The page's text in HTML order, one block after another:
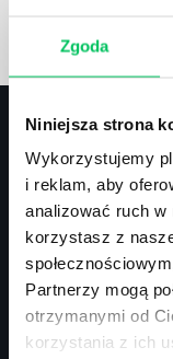
Zgoda
Niniejsza strona
Wykorzystujemy
i reklam, aby
analizować ruch
korzystasz z
Partnerzy mogą
otrzymanymi od
korzystania z ich
Kontakt
tel.: 505 273 550